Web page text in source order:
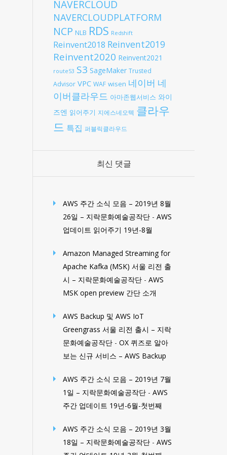
NAVERCLOUD
NAVERCLOUDPLATFORM
NCP NLB RDS Redshift
Reinvent2018 Reinvent2019
Reinvent2020 Reinvent2021
route53 S3 SageMaker Trusted
Advisor VPC WAF wisen 네이버 네
이버클라우드 아마존웹서비스 와이
즈엔 읽어주기 지에스네오텍 클라우
드 특집 퍼블릭클라우드
최신 댓글
AWS 주간 소식 모음 – 2019년 8월
26일 – 지락문화예술공작단 - AWS
업데이트 읽어주기 19년-8월
Amazon Managed Streaming for
Apache Kafka (MSK) 서울 리전 출
시 – 지락문화예술공작단 - AWS
MSK open preview 간단 소개
AWS Backup 및 AWS IoT
Greengrass 서울 리전 출시 – 지락
문화예술공작단 - OX 퀴즈로 알아
보는 신규 서비스 – AWS Backup
AWS 주간 소식 모음 – 2019년 7월
1일 – 지락문화예술공작단 - AWS
주간 업데이트 19년-6월-첫번째
AWS 주간 소식 모음 – 2019년 3월
18일 – 지락문화예술공작단 - AWS